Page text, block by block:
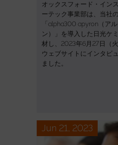
オックスフォード・イン
ーテック事業部は、当社
「alpha300 apyron（ア
ン）」を導入した日光ケ
材し、2023年6月27日（
ウェブサイトにインタビ
ました。
Jun 21, 2023